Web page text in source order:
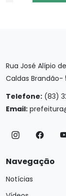
Rua José Alípio
Caldas Brandão-
Telefone: (83)
Email:
Navegação
Notícias